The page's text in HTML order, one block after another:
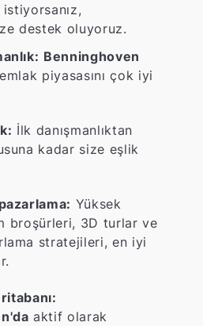
destek oluyoruz.
Benninghoven
piyasasını çok iyi
İlk danışmanlıktan
kadar size eşlik
Yüksek
broşürleri, 3D turlar ve
stratejileri, en iyi
aktif olarak